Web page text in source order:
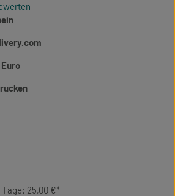
von 0 von 5 Sternen
25,00 €